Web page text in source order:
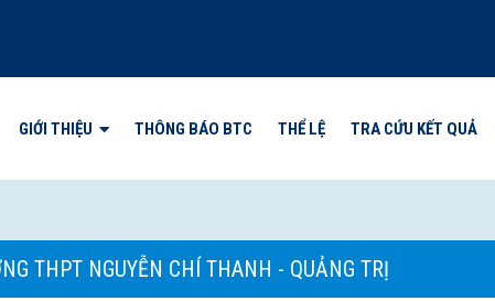
GIỚI THIỆU THÔNG BÁO BTC THỂ LỆ TRA CỨU KẾT QUẢ
THPT NGUYỄN CHÍ THANH - QUẢNG TRỊ